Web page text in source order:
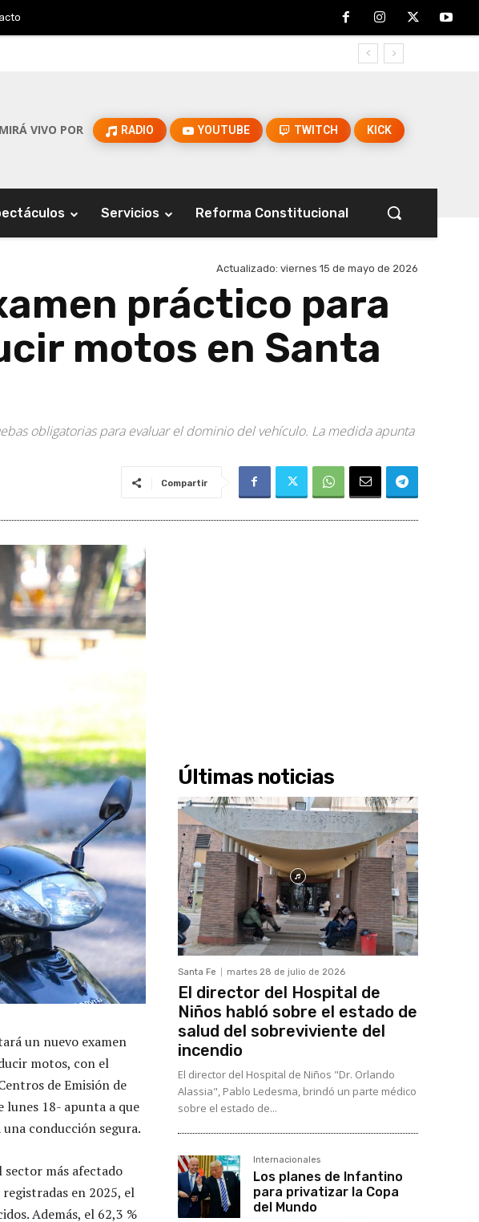
VIVO POR RADIO YOUTUBE TWITCH KICK
Servicios Reforma Constitucional
Actualizado: viernes 15 de mayo de 2026
práctico para
motos en Santa
obligatorias para evaluar el dominio del vehículo. La medida apunta
Compartir
un nuevo examen
motos, con el
de Emisión de
lunes 18- apunta a que
conducción segura.
más afectado
en 2025, el
Además, el 62,3 %
Últimas noticias
Santa Fe martes 28 de julio de 2026
El director del Hospital de
Niños habló sobre el estado de
salud del sobreviviente del
incendio
El director del Hospital de Niños "Dr. Orlando
Alassia", Pablo Ledesma, brindó un parte médico
sobre el estado de...
Internacionales
Los planes de Infantino
para privatizar la Copa
del Mundo